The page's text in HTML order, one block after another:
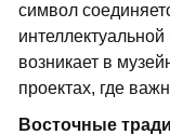
символ
возникает в
проектах, где
Восточные